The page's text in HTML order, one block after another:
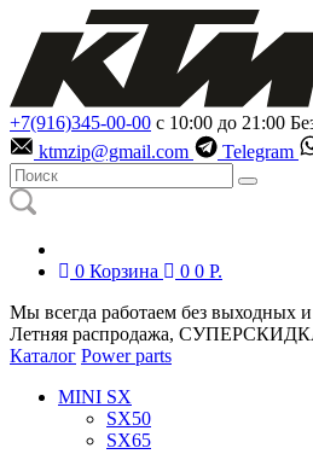
+7(916)345-00-00 с 10:00 до 21:00
ktmzip@gmail.com
Telegram
0 Корзина 0 0 Р.
Мы всегда работаем без выходных
Летняя распродажа,
Каталог Power parts
MINI SX
SX50
SX65